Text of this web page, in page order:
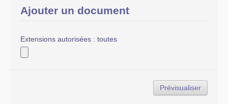
Ajouter un document
Extensions autorisées : toutes